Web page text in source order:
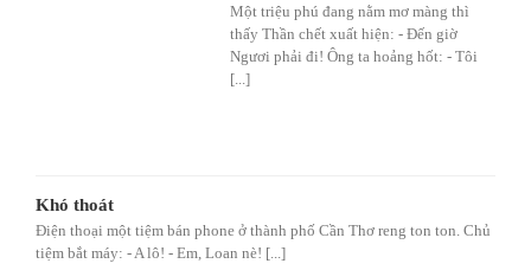
Một triệu phú đang nằm mơ màng thì
thấy Thần chết xuất hiện: - Đến giờ
Ngươi phải đi! Ông ta hoảng hốt: - Tôi
[...]
Khó thoát
Điện thoại một tiệm bán phone ở thành phố Cần Thơ reng ton ton. Chủ
tiệm bắt máy: - A lô! - Em, Loan nè! [...]